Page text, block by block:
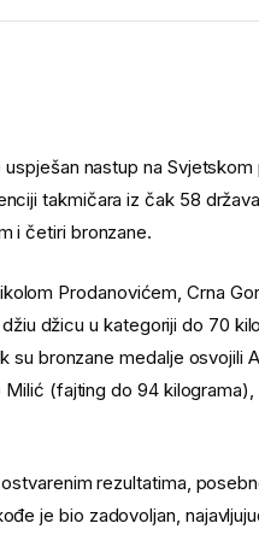
nastup na
takmičara iz čak 58
i četiri bronzane.
Prodanovićem, Crna
džicu u kategoriji do 70
su bronzane medalje osvojili
(fajting do 94
rezultatima,
je bio zadovoljan,